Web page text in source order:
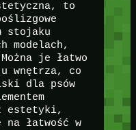
to
stojaku
modelach,
je łatwo
wnętrza, co
dla psów
estetyki,
na łatwość w